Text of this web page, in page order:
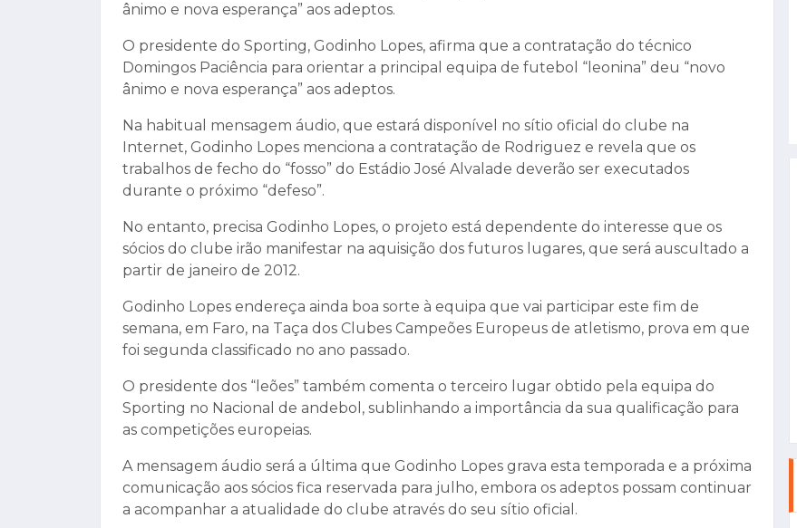
ânimo e nova esperança” aos adeptos.
O presidente do Sporting, Godinho Lopes, afirma que a contratação do técnico
Domingos Paciência para orientar a principal equipa de futebol “leonina” deu “novo
ânimo e nova esperança” aos adeptos.
Na habitual mensagem áudio, que estará disponível no sítio oficial do clube na
Internet, Godinho Lopes menciona a contratação de Rodriguez e revela que os
trabalhos de fecho do “fosso” do Estádio José Alvalade deverão ser executados
durante o próximo “defeso”.
No entanto, precisa Godinho Lopes, o projeto está dependente do interesse que os
sócios do clube irão manifestar na aquisição dos futuros lugares, que será auscultado a
partir de janeiro de 2012.
Godinho Lopes endereça ainda boa sorte à equipa que vai participar este fim de
semana, em Faro, na Taça dos Clubes Campeões Europeus de atletismo, prova em que
foi segunda classificado no ano passado.
O presidente dos “leões” também comenta o terceiro lugar obtido pela equipa do
Sporting no Nacional de andebol, sublinhando a importância da sua qualificação para
as competições europeias.
A mensagem áudio será a última que Godinho Lopes grava esta temporada e a próxima
comunicação aos sócios fica reservada para julho, embora os adeptos possam continuar
a acompanhar a atualidade do clube através do seu sítio oficial.